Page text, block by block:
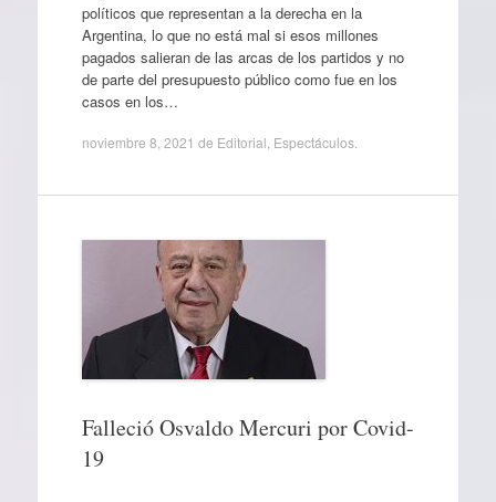
políticos que representan a la derecha en la
Argentina, lo que no está mal si esos millones
pagados salieran de las arcas de los partidos y no
de parte del presupuesto público como fue en los
casos en los…
noviembre 8, 2021 de Editorial Espectáculos.
Falleció Osvaldo Mercuri por Covid-
19